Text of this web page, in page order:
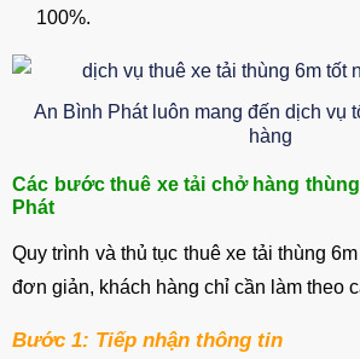
100%.
An Bình Phát luôn mang đến dịch vụ
hàng
Các bước thuê xe tải chở hàng
Phát
Quy trình và thủ tục thuê xe tải thùng
đơn giản, khách hàng chỉ cần làm theo
Bước 1: Tiếp nhận thông tin